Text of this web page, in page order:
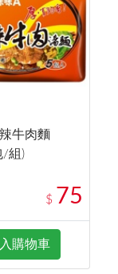
牛肉麵
/組)
$ 75
購物車